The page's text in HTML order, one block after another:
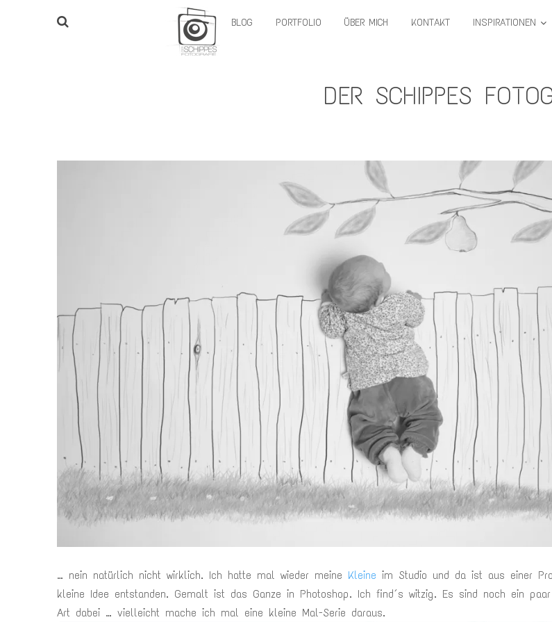
BLOG PORTFOLIO ÜBER MICH KONTAKT INSPIRATIONEN
DER SCHIPPES
… nein natürlich nicht wirklich. Ich hatte mal wieder meine Kleine im Studio und da ist aus einer
kleine Idee entstanden. Gemalt ist das Ganze in Photoshop. Ich find´s witzig. Es sind noch ein
Art dabei … vielleicht mache ich mal eine kleine Mal-Serie daraus.